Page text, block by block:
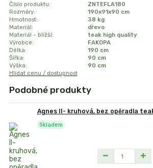
Číslo produktu:
ZNTEFLA180
Rozměry:
190x91x90 cm
Hmotnost:
38 kg
Materiál:
dřevo
Materiál - bližší:
teak high quality
Výrobce:
FAKOPA
Délka:
190 cm
Šířka:
90 cm
Výška:
90 cm
Hlídat cenu / dostupnost
Podobné produkty
Agnes II- kruhová, bez opěradla
Skladem